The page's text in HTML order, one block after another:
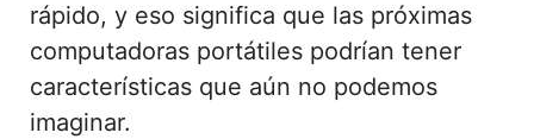
rápido, y eso significa que las próximas
computadoras portátiles podrían tener
características que aún no podemos
imaginar.